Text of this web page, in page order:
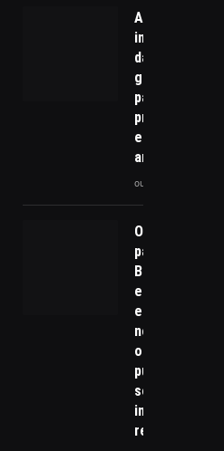
A
importância
da seleção
genética
para
produtividade
e resistência
animal
outubro 23, 2025
Obras
paradas no
Brasil:
entraves
estruturais
no uso do
orçamento
público e
seus
impactos
reais